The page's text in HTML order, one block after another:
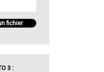
fichier
3 :